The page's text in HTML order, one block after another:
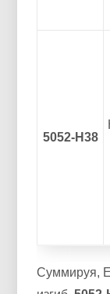
5052-H38
Суммируя,